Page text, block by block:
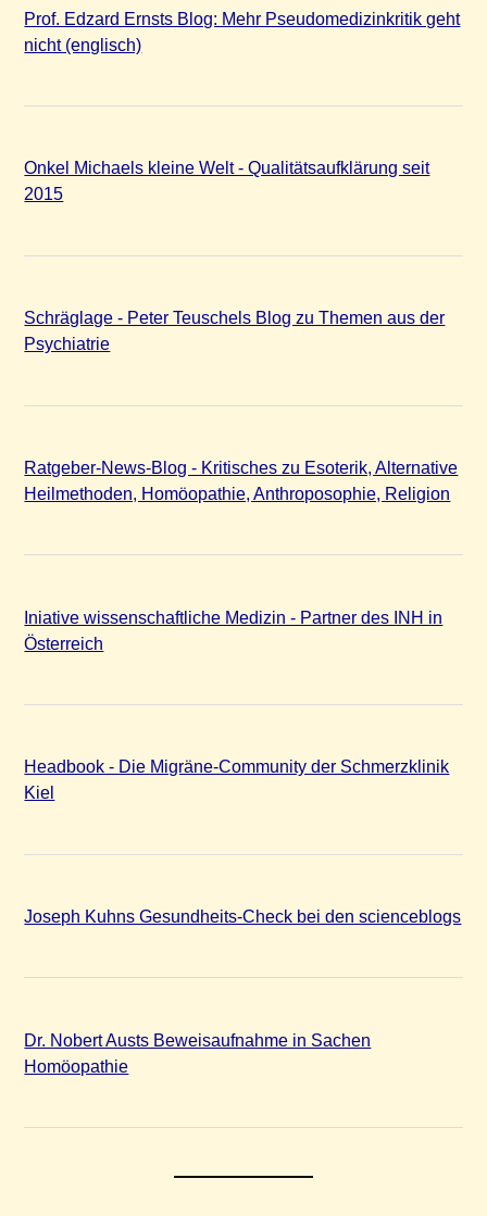
Prof. Edzard Ernsts Blog: Mehr Pseudomedizinkritik geht
nicht (englisch)
Onkel Michaels kleine Welt - Qualitätsaufklärung seit
2015
Schräglage - Peter Teuschels Blog zu Themen aus der
Psychiatrie
Ratgeber-News-Blog - Kritisches zu Esoterik, Alternative
Heilmethoden, Homöopathie, Anthroposophie, Religion
Iniative wissenschaftliche Medizin - Partner des INH in
Österreich
Headbook - Die Migräne-Community der Schmerzklinik
Kiel
Joseph Kuhns Gesundheits-Check bei den scienceblogs
Dr. Nobert Austs Beweisaufnahme in Sachen
Homöopathie